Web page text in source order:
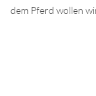
dem Pferd wollen